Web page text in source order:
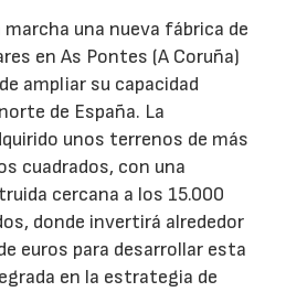
marcha una nueva fábrica de
en As Pontes (A Coruña)
ampliar su capacidad
de España. La
unos terrenos de más
cuadrados, con una
cercana a los 15.000
donde invertirá alrededor
euros para desarrollar esta
en la estrategia de